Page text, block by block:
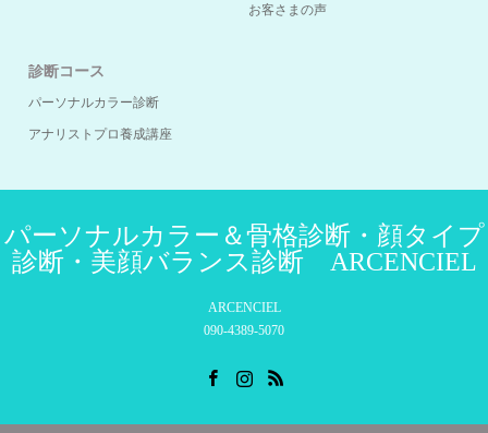
お客さまの声
診断コース
パーソナルカラー診断
アナリストプロ養成講座
パーソナルカラー＆骨格診断・顔タイプ
診断・美顔バランス診断 ARCENCIEL
ARCENCIEL
090-4389-5070